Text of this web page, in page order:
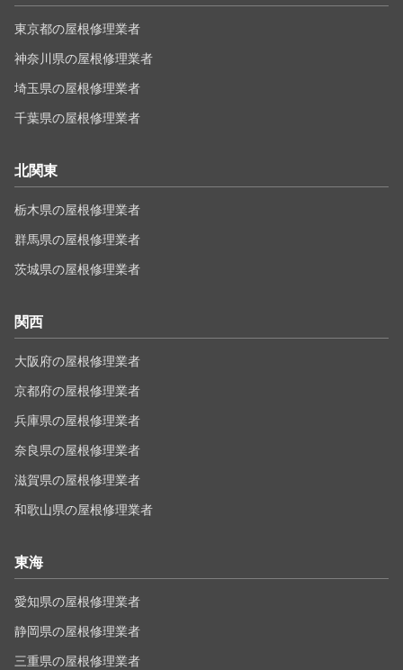
東京都の屋根修理業者
神奈川県の屋根修理業者
埼玉県の屋根修理業者
千葉県の屋根修理業者
北関東
栃木県の屋根修理業者
群馬県の屋根修理業者
茨城県の屋根修理業者
関西
大阪府の屋根修理業者
京都府の屋根修理業者
兵庫県の屋根修理業者
奈良県の屋根修理業者
滋賀県の屋根修理業者
和歌山県の屋根修理業者
東海
愛知県の屋根修理業者
静岡県の屋根修理業者
三重県の屋根修理業者